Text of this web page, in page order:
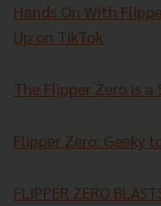
Hands On With
Up on TikTok
The Flipper Zero is
Flipper Zero: Geeky
FLIPPER ZERO